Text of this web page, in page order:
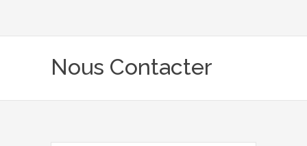
Nous Contacter